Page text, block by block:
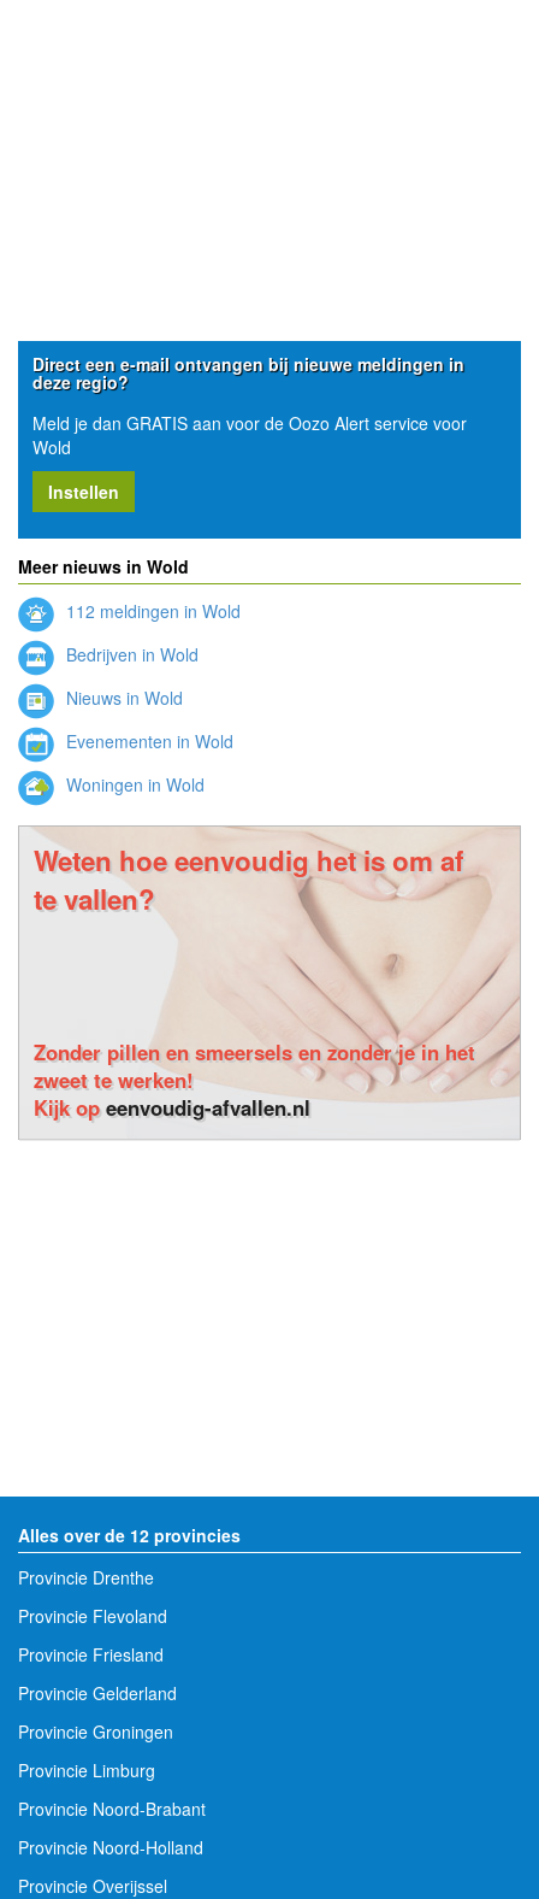
Direct een e-mail ontvangen bij nieuwe meldingen in
deze regio?
Meld je dan GRATIS aan voor de Oozo Alert service voor
Wold
Instellen
Meer nieuws in Wold
112 meldingen in Wold
Bedrijven in Wold
Nieuws in Wold
Evenementen in Wold
Woningen in Wold
Weten hoe eenvoudig het is om af
te vallen?
Zonder pillen en smeersels en zonder je in het
zweet te werken!
Kijk opeenvoudig-afvallen.nl
Alles over de 12 provincies
Provincie Drenthe
Provincie Flevoland
Provincie Friesland
Provincie Gelderland
Provincie Groningen
Provincie Limburg
Provincie Noord-Brabant
Provincie Noord-Holland
Provincie Overijssel